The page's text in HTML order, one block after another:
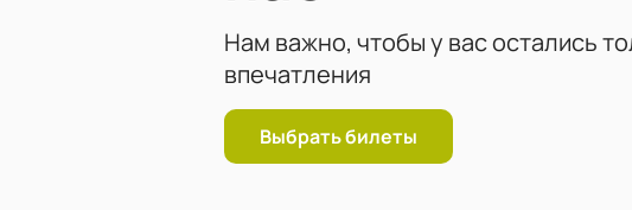
Нам важно, чтобы у вас остались
впечатления
Выбрать билеты